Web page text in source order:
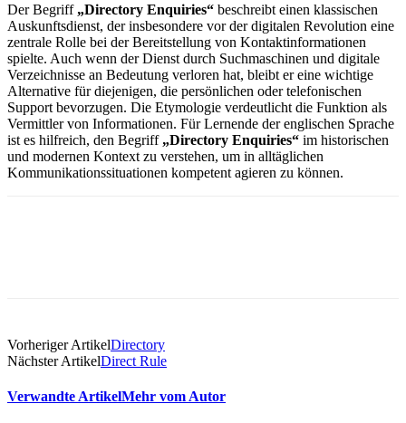
Der Begriff „Directory Enquiries“ beschreibt einen klassischen
Auskunftsdienst, der insbesondere vor der digitalen Revolution eine
zentrale Rolle bei der Bereitstellung von Kontaktinformationen
spielte. Auch wenn der Dienst durch Suchmaschinen und digitale
Verzeichnisse an Bedeutung verloren hat, bleibt er eine wichtige
Alternative für diejenigen, die persönlichen oder telefonischen
Support bevorzugen. Die Etymologie verdeutlicht die Funktion als
Vermittler von Informationen. Für Lernende der englischen Sprache
ist es hilfreich, den Begriff „Directory Enquiries“ im historischen
und modernen Kontext zu verstehen, um in alltäglichen
Kommunikationssituationen kompetent agieren zu können.
Vorheriger ArtikelDirectory
Nächster ArtikelDirect Rule
Verwandte ArtikelMehr vom Autor